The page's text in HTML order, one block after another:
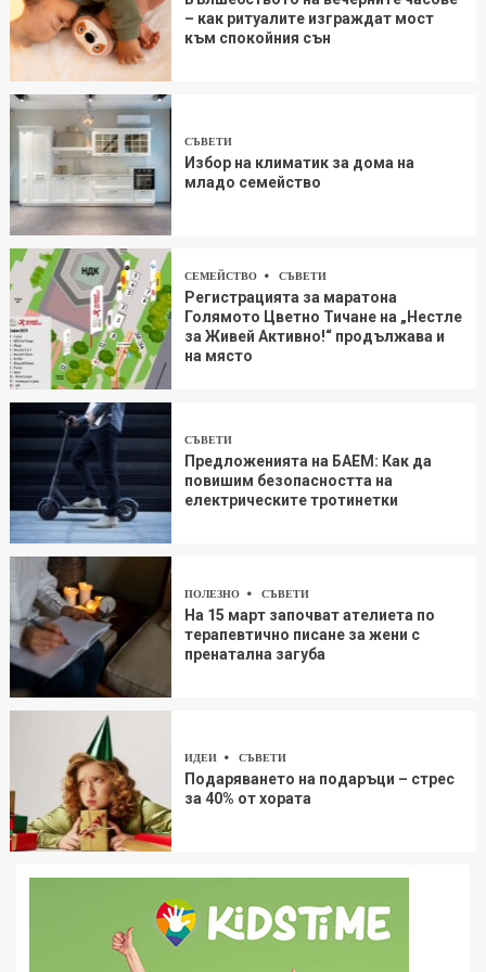
– как ритуалите изграждат мост
към спокойния сън
СЪВЕТИ
Избор на климатик за дома на
младо семейство
СЕМЕЙСТВО СЪВЕТИ
Регистрацията за маратона
Голямото Цветно Тичане на „Нестле
за Живей Aктивно!“ продължава и
на място
СЪВЕТИ
Предложенията на БАЕМ: Как да
повишим безопасността на
електрическите тротинетки
ПОЛЕЗНО СЪВЕТИ
На 15 март започват ателиета по
терапевтично писане за жени с
пренатална загуба
ИДЕИ СЪВЕТИ
Подаряването на подаръци – стрес
за 40% от хората